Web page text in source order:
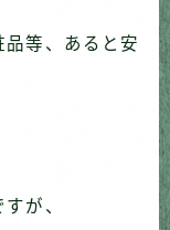
品等、あると安
が、